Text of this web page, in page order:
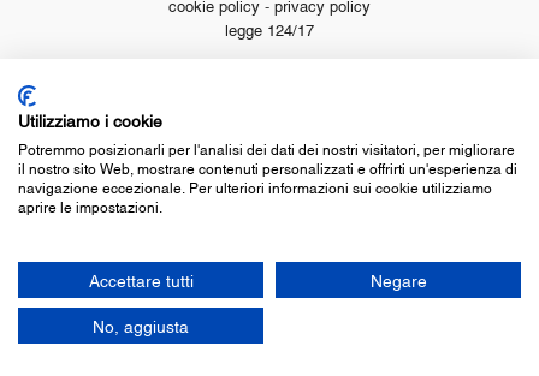
cookie policy privacy policy
legge 124/17
Utilizziamo i cookie
Potremmo posizionarli per l'analisi dei dati dei nostri visitatori, per migliorare
il nostro sito Web, mostrare contenuti personalizzati e offrirti un'esperienza di
navigazione eccezionale. Per ulteriori informazioni sui cookie utilizziamo
aprire le impostazioni.
Accettare tutti Negare
No, aggiusta